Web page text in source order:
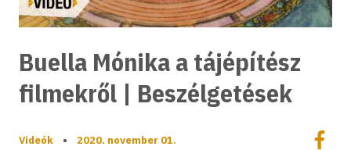
Buella Mónika a tájépítész
filmekről | Beszélgetések
Videók • 2020. november 01.